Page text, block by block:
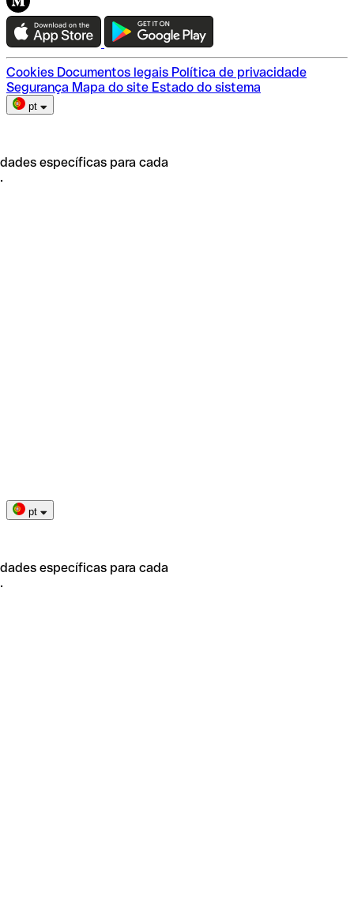
Teste a Qonto
Escolha do plano
Cookies Documentos legais Política de privacidade
Segurança Mapa do site Estado do sistema
pt
específicas para cada
pt
específicas para cada